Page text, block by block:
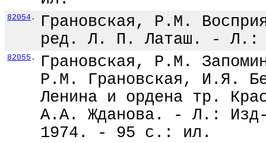
82054 .
Грановская, Р.М.
ред. Л. П. Латаш. - Л.:
82055 .
Грановская, Р.М.
Р.М. Грановская, И.Я.
Ленина и ордена тр.
А.А. Жданова. - Л.:
1974. - 95 с.: ил.